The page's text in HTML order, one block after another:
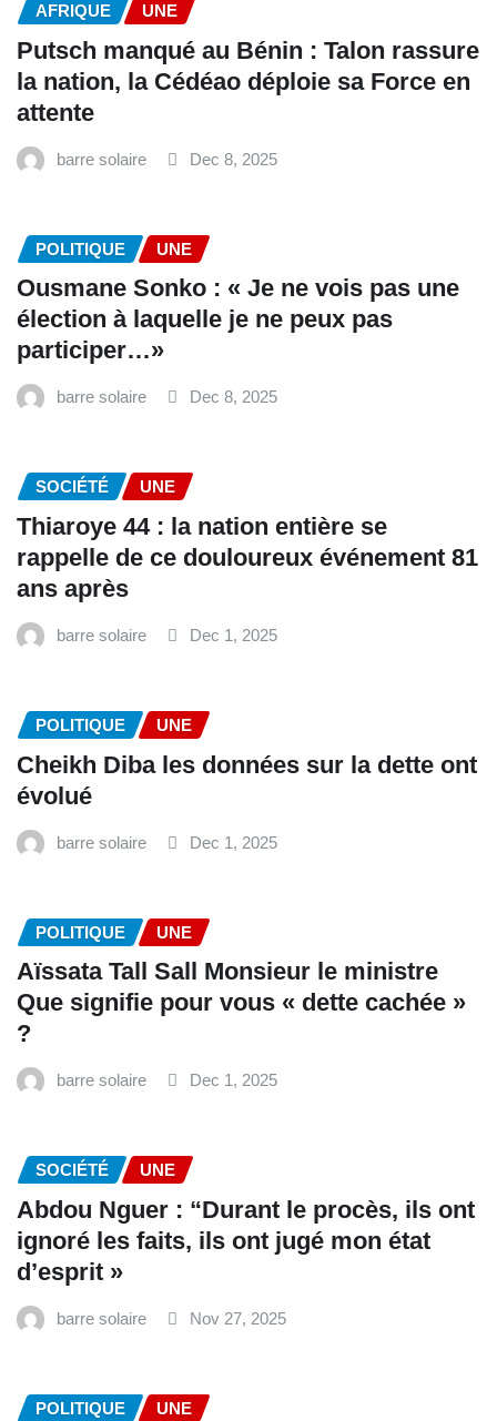
AFRIQUE UNE
Putsch manqué au Bénin : Talon rassure
la nation, la Cédéao déploie sa Force en
attente
barre solaire Dec 8, 2025
POLITIQUE UNE
Ousmane Sonko : « Je ne vois pas une
élection à laquelle je ne peux pas
participer…»
barre solaire Dec 8, 2025
SOCIÉTÉ UNE
Thiaroye 44 : la nation entière se
rappelle de ce douloureux événement 81
ans après
barre solaire Dec 1, 2025
POLITIQUE UNE
Cheikh Diba les données sur la dette ont
évolué
barre solaire Dec 1, 2025
POLITIQUE UNE
Aïssata Tall Sall Monsieur le ministre
Que signifie pour vous « dette cachée »
?
barre solaire Dec 1, 2025
SOCIÉTÉ UNE
Abdou Nguer : “Durant le procès, ils ont
ignoré les faits, ils ont jugé mon état
d’esprit »
barre solaire Nov 27, 2025
POLITIQUE UNE